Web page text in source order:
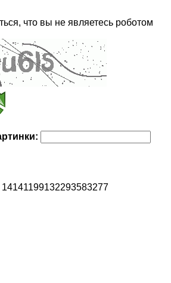
что вы не являетесь роботом